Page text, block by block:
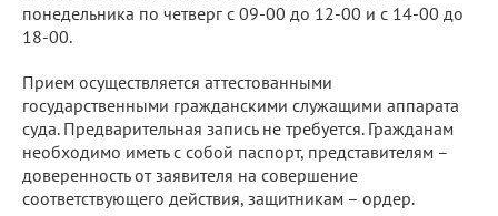
понедельника по четверг с 09-00 до 12-00 и с 14-00 до
18-00.
Прием осуществляется аттестованными
государственными гражданскими служащими аппарата
суда. Предварительная запись не требуется. Гражданам
необходимо иметь с собой паспорт, представителям –
доверенность от заявителя на совершение
соответствующего действия, защитникам – ордер.